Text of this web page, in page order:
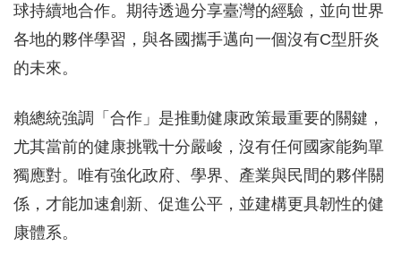
球持續地合作。期待透過分享臺灣的經驗，並向世界
各地的夥伴學習，與各國攜手邁向一個沒有C型肝炎
的未來。
賴總統強調「合作」是推動健康政策最重要的關鍵，
尤其當前的健康挑戰十分嚴峻，沒有任何國家能夠單
獨應對。唯有強化政府、學界、產業與民間的夥伴關
係，才能加速創新、促進公平，並建構更具韌性的健
康體系。